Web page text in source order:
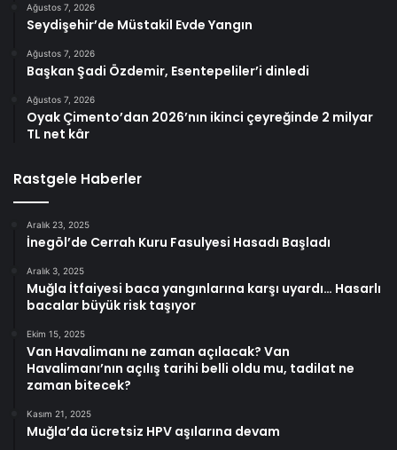
Ağustos 7, 2026
Seydişehir’de Müstakil Evde Yangın
Ağustos 7, 2026
Başkan Şadi Özdemir, Esentepeliler’i dinledi
Ağustos 7, 2026
Oyak Çimento’dan 2026’nın ikinci çeyreğinde 2 milyar
TL net kâr
Rastgele Haberler
Aralık 23, 2025
İnegöl’de Cerrah Kuru Fasulyesi Hasadı Başladı
Aralık 3, 2025
Muğla İtfaiyesi baca yangınlarına karşı uyardı… Hasarlı
bacalar büyük risk taşıyor
Ekim 15, 2025
Van Havalimanı ne zaman açılacak? Van
Havalimanı’nın açılış tarihi belli oldu mu, tadilat ne
zaman bitecek?
Kasım 21, 2025
Muğla’da ücretsiz HPV aşılarına devam